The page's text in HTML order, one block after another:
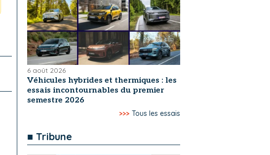
6 août 2026
Véhicules hybrides et thermiques : les
essais incontournables du premier
semestre 2026
>>> Tous les essais
■ Tribune